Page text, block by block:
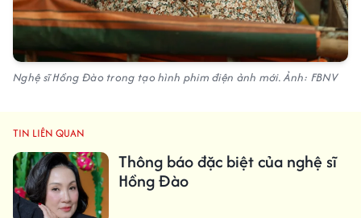
Nghệ sĩ Hồng Đào trong tạo hình phim điện ảnh mới. Ảnh: FBNV
TIN LIÊN QUAN
Thông báo đặc biệt của nghệ sĩ
Hồng Đào